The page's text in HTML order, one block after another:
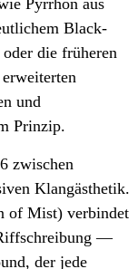
Pyrrhon aus
Black-
die früheren
und
Prinzip.
zwischen
Klangästhetik.
of Mist) verbindet
—
der jede